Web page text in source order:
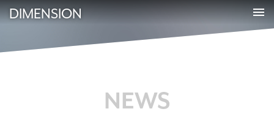
DIMENSION
NEWS